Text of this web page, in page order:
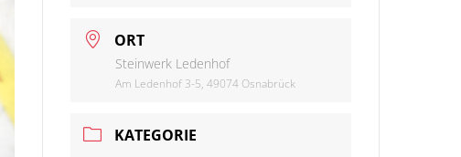
ORT
Steinwerk Ledenhof
Am Ledenhof 3-5, 49074 Osnabrück
KATEGORIE